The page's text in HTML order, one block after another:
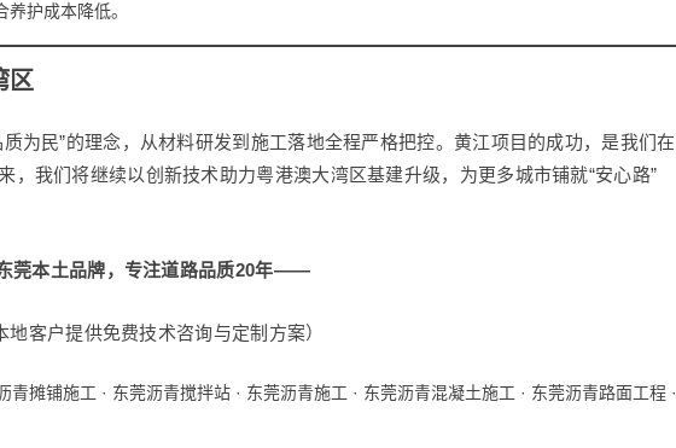
护成本降低。
区
为民”的理念，从材料研发到施工落地全程严格把控。黄江项目的成功，是我们在
，我们将继续以创新技术助力粤港澳大湾区基建升级，为更多城市铺就“安心路”
莞本土品牌，专注道路品质20年——
地客户提供免费技术咨询与定制方案）
青摊铺施工 · 东莞沥青搅拌站 · 东莞沥青施工 · 东莞沥青混凝土施工 · 东莞沥青路面工程 ·